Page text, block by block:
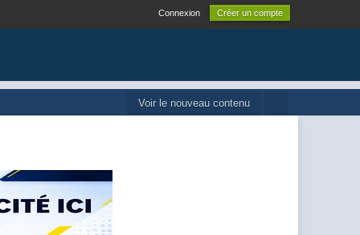
Connexion Créer un compte
Voir le nouveau contenu